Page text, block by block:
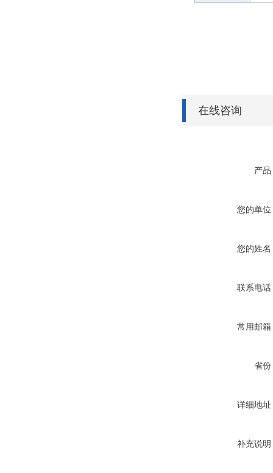
在线咨询
产品
您的单位
您的姓名
联系电话
常用邮箱
省份
详细地址
补充说明